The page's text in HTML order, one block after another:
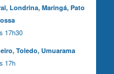
Londrina, Maringá,Pato
17h30
Toledo, Umuarama
17h